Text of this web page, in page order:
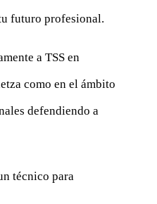
futuro profesional.
a TSS en
como en el ámbito
defendiendo a
técnico para